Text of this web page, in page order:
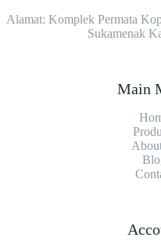
Alamat: Komplek Permata
Sukamenak
Main